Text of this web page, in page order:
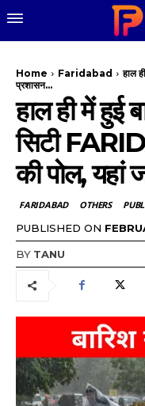
Home Faridabad
हाल
प्रशासन...
हाल ही में हुई
सिटी
की पोल, यहां
FARIDABAD OTHERS
PUBLISHED ON
BY TANU